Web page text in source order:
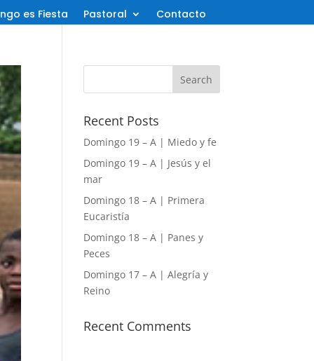
es Fiesta Pastoral Contacto
Recent Posts
Domingo 19 – A | Miedo y fe
Domingo 19 – A | Jesús y el
mar
Domingo 18 – A | Primera
Eucaristía
Domingo 18 – A | Panes y
Peces
Domingo 17 – A | Alegría y
Reino
Recent Comments